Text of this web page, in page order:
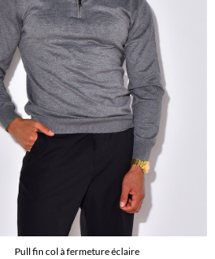
Pull fin col à fermeture éclaire